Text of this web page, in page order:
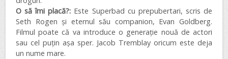
O să îmi placă?: Este Superbad cu prepubertari, scris de
Seth Rogen și eternul său companion, Evan Goldberg.
Filmul poate că va introduce o generație nouă de actori
sau cel puțin așa sper. Jacob Tremblay oricum este deja
un nume mare.